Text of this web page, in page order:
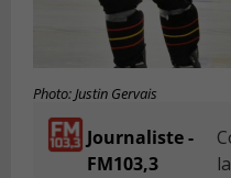
Photo: Justin Gervais
Journaliste -
FM103,3